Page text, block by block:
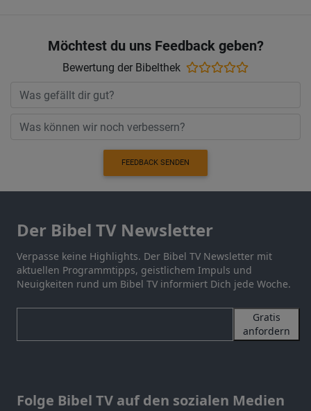
Möchtest du uns Feedback geben?
Bewertung der Bibelthek
FEEDBACK SENDEN
Der Bibel TV Newsletter
Verpasse keine Highlights. Der Bibel TV Newsletter mit
aktuellen Programmtipps, geistlichem Impuls und
Neuigkeiten rund um Bibel TV informiert Dich jede Woche.
Gratis
anfordern
Folge Bibel TV auf den sozialen Medien